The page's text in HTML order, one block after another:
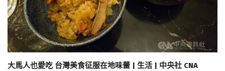
大馬人也愛吃 台灣美食征服在地味蕾 | 生活 | 中央社 CNA